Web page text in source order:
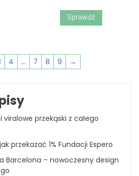
Sprawdź
4 … 7 8 9 →
viralowe przekąski z całego
przekazać 1% Fundacji Espero
Barcelona – nowoczesny design